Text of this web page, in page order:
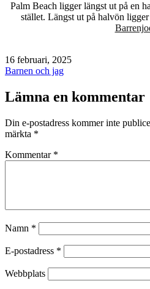
Palm Beach ligger längst ut på en
stället. Längst ut på halvön
Publicerat
den
16 februari, 2025
Kategoriserat
Barnen och jag
Lämna en kommentar
Din e-postadress kommer inte
märkta *
Kommentar *
Namn *
E-postadress *
Webbplats